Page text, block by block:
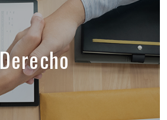
Derecho